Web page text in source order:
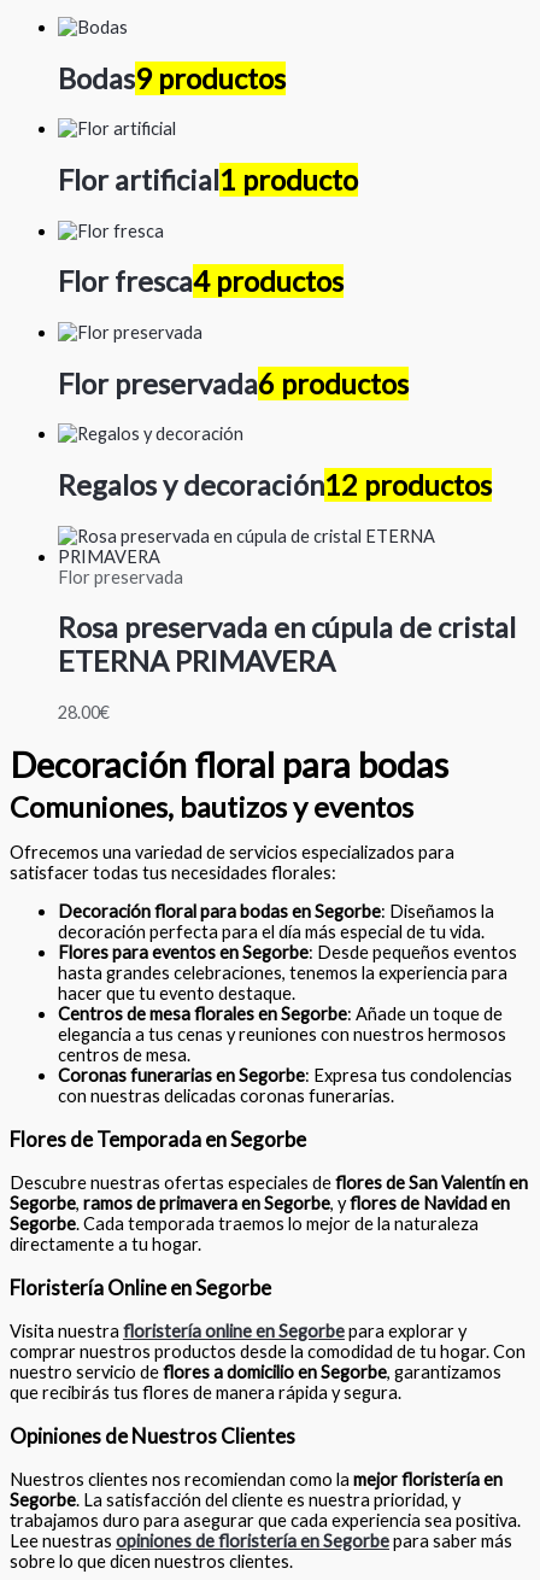
Bodas9 productos
Flor artificial1 producto
Flor fresca4 productos
Flor preservada6 productos
Regalos y decoración12 productos
Flor preservada
Rosa preservada en cúpula de cristal
ETERNA PRIMAVERA
28.00€
Decoración floral para bodas
Comuniones, bautizos y eventos
Ofrecemos una variedad de servicios especializados para
satisfacer todas tus necesidades florales:
Decoración floral para bodas en Segorbe: Diseñamos la
decoración perfecta para el día más especial de tu vida.
Flores para eventos en Segorbe: Desde pequeños eventos
hasta grandes celebraciones, tenemos la experiencia para
hacer que tu evento destaque.
Centros de mesa florales en Segorbe: Añade un toque de
elegancia a tus cenas y reuniones con nuestros hermosos
centros de mesa.
Coronas funerarias en Segorbe: Expresa tus condolencias
con nuestras delicadas coronas funerarias.
Flores de Temporada en Segorbe
Descubre nuestras ofertas especiales deflores de San Valentín en
Segorbe, ramos de primavera en Segorbe, yflores de Navidad en
Segorbe. Cada temporada traemos lo mejor de la naturaleza
directamente a tu hogar.
Floristería Online en Segorbe
Visita nuestra floristería online en Segorbepara explorar y
comprar nuestros productos desde la comodidad de tu hogar. Con
nuestro servicio deflores a domicilio en Segorbe, garantizamos
que recibirás tus flores de manera rápida y segura.
Opiniones de Nuestros Clientes
Nuestros clientes nos recomiendan como la mejor floristería en
Segorbe. La satisfacción del cliente es nuestra prioridad, y
trabajamos duro para asegurar que cada experiencia sea positiva.
Lee nuestras opiniones de floristería en Segorbepara saber más
sobre lo que dicen nuestros clientes.